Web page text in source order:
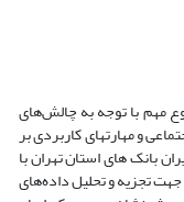
مهم با توجه به چالش‌های
و مهارتهای کاربردی بر
که از نظر هدف کاربردی و روش آن توصیفی – پیمایشی است، 250 نفر از مدیران بانک های استان تهران با
تجزیه و تحلیل داده‌های